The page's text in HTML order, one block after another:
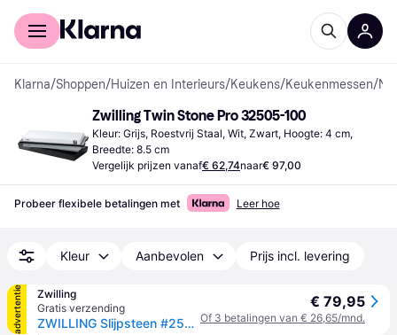
Voor shoppers
Klarna/Shoppen/Huizen en Interieurs/Keukens/Keukenmessen/
Zwilling Twin Stone Pro 32505-100
Kleur: Grijs, Roestvrij Staal, Wit, Zwart, Hoogte: 4 cm,
Breedte: 8.5 cm
Vergelijk prijzen vanaf€ 62,74naar€ 97,00
Probeer flexibele betalingen met Leer hoe
Kleur Aanbevolen Prijs incl. levering
advertentie
Zwilling
Gratis verzending
ZWILLING Slijpsteen #250/1000 - - ZWILLING
€ 79,95
Of 3 betalingen van € 26,65/mnd.